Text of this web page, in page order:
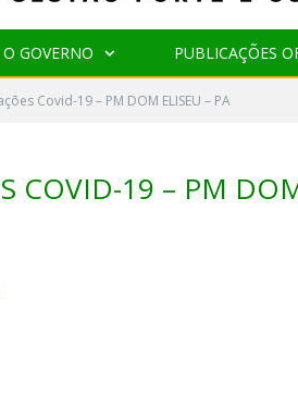
O GOVERNO PUBLICAÇÕES
Covid-19 – PM DOM ELISEU – PA
COVID-19 – PM